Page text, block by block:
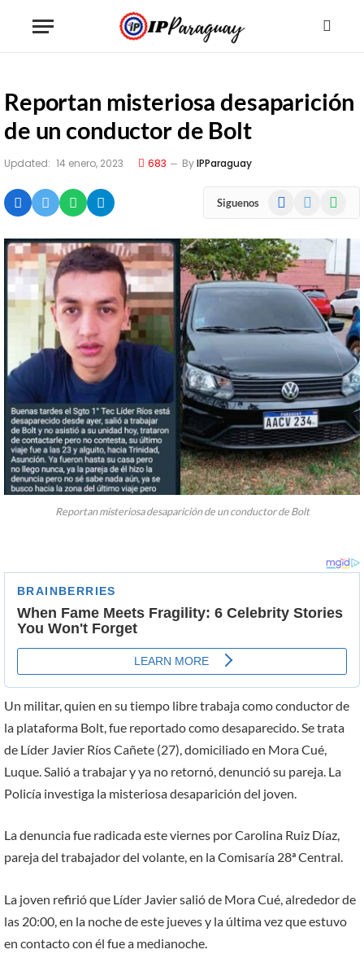
Reportan misteriosa desaparición
de un conductor de Bolt
Updated: 14 enero, 2023 683 ByIPParaguay
Siguenos Facebook
Reportan misteriosa desaparición de un conductor de Bolt
Un militar, quien en su tiempo libre trabaja como conductor de
la plataforma Bolt, fue reportado como desaparecido. Se trata
de Líder Javier Ríos Cañete (27), domiciliado en Mora Cué,
Luque. Salió a trabajar y ya no retornó, denunció su pareja. La
Policía investiga la misteriosa desaparición del joven.
La denuncia fue radicada este viernes por Carolina Ruiz Díaz,
pareja del trabajador del volante, en la Comisaría 28ª Central.
La joven refirió que Líder Javier salió de Mora Cué, alrededor de
las 20:00, en la noche de este jueves y la última vez que estuvo
en contacto con él fue a medianoche.